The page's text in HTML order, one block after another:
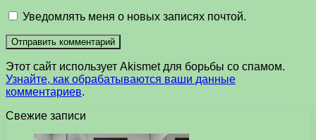
Уведомлять меня о новых записях почтой.
Этот сайт использует Akismet для борьбы со спамом.
Узнайте, как обрабатываются ваши данные
комментариев.
Свежие записи